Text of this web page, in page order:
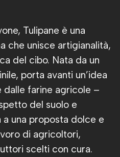
Tulipane è una
che unisce artigianalità,
del cibo. Nata da un
porta avanti un’idea
farine agricole –
del suolo e
a una proposta dolce e
di agricoltori,
scelti con cura.